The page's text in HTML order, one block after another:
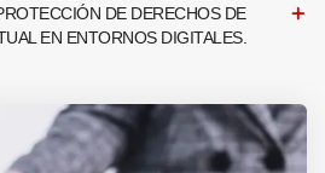
DE DERECHOS DE
EN ENTORNOS DIGITALES.